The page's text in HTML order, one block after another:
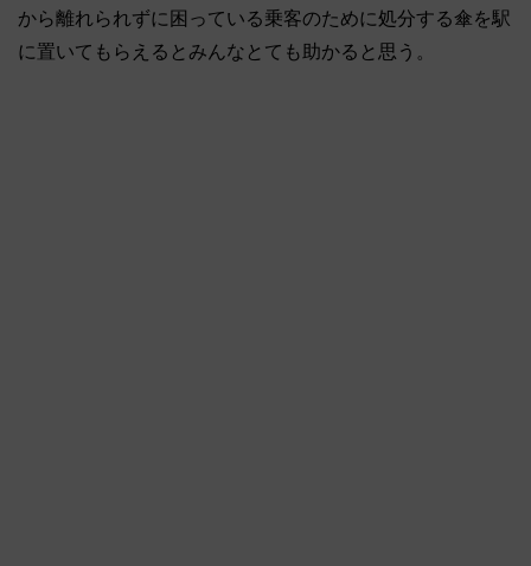
から離れられずに困っている乗客のために処分する傘を駅
に置いてもらえるとみんなとても助かると思う。